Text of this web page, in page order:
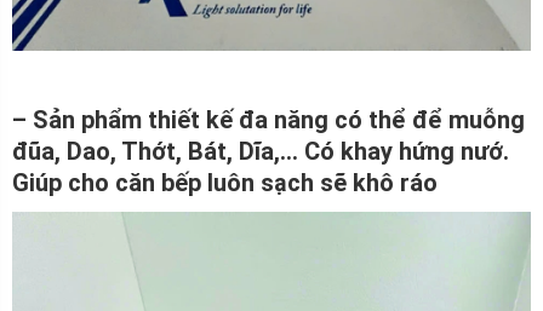
– Sản phẩm thiết kế đa năng có thể để muỗng
đũa, Dao, Thớt, Bát, Dĩa,… Có khay hứng nướ.
Giúp cho căn bếp luôn sạch sẽ khô ráo